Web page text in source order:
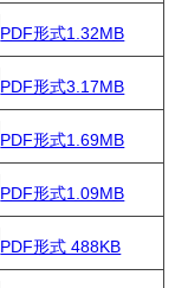
PDF形式1.32MB
PDF形式3.17MB
PDF形式1.69MB
PDF形式1.09MB
PDF形式 488KB